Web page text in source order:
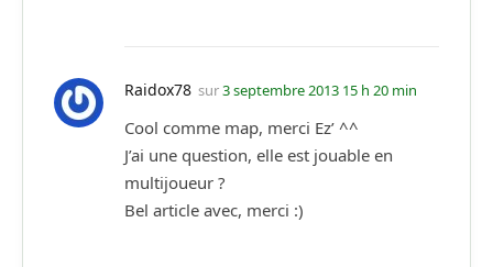
Raidox78 sur3 septembre 2013 15 h 20 min
Cool comme map, merci Ez’ ^^
J’ai une question, elle est jouable en
multijoueur ?
Bel article avec, merci :)